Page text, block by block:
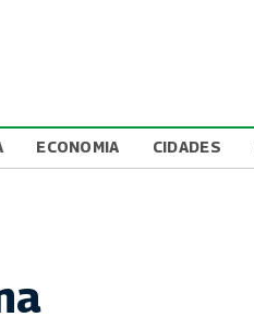
ECONOMIA CIDADES